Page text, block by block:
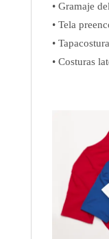
• Gramaje
• Tela
•
• Costuras